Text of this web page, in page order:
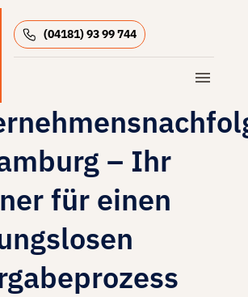
(04181) 93 99 744
– Ihr
für einen